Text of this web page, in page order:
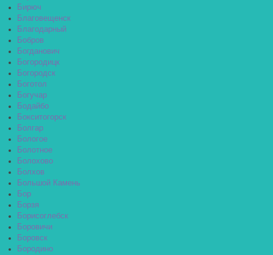
Бирюч
Благовещенск
Благодарный
Бобров
Богданович
Богородицк
Богородск
Боготол
Богучар
Бодайбо
Бокситогорск
Болгар
Бологое
Болотное
Болохово
Болхов
Большой Камень
Бор
Борзя
Борисоглебск
Боровичи
Боровск
Бородино